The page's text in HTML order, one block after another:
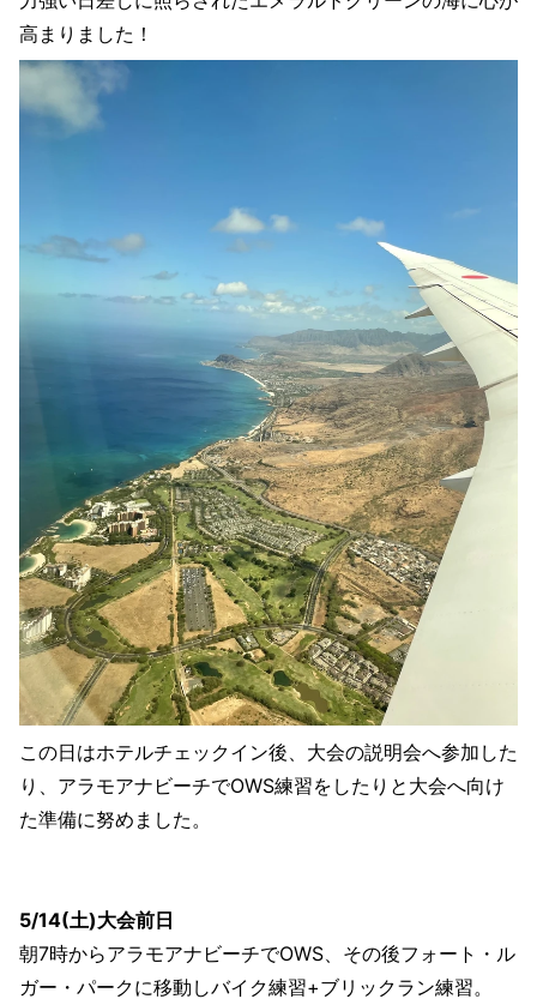
高まりました！
この日はホテルチェックイン後、大会の説明会へ参加した
り、アラモアナビーチでOWS練習をしたりと大会へ向け
た準備に努めました。
5/14(土)大会前日
朝7時からアラモアナビーチでOWS、その後フォート・ル
ガー・パークに移動しバイク練習+ブリックラン練習。